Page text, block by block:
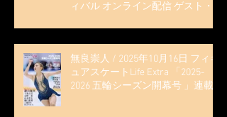
ィバル オンライン配信 ゲスト・
無良崇人 / 2025年10月16日 フィギ
ュアスケートLife Extra 「2025-
2026 五輪シーズン開幕号 」連載